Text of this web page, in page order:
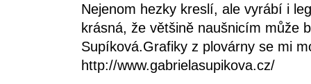
Nejenom hezky kreslí, ale vyrábí i
krásná, že většině naušnicím může
Supíková.Grafiky z plovárny se mi
http://www.gabrielasupikova.cz/